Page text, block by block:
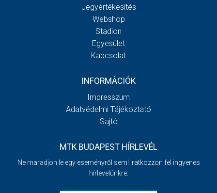
Jegyértékesítés
Webshop
Stadion
Egyesület
Kapcsolat
INFORMÁCIÓK
Impresszum
Adatvédelmi Tájékoztató
Sajtó
MTK BUDAPEST HÍRLEVÉL
Ne maradjon le egy eseményről sem! Iratkozzon fel ingyenes
hírlevelünkre: